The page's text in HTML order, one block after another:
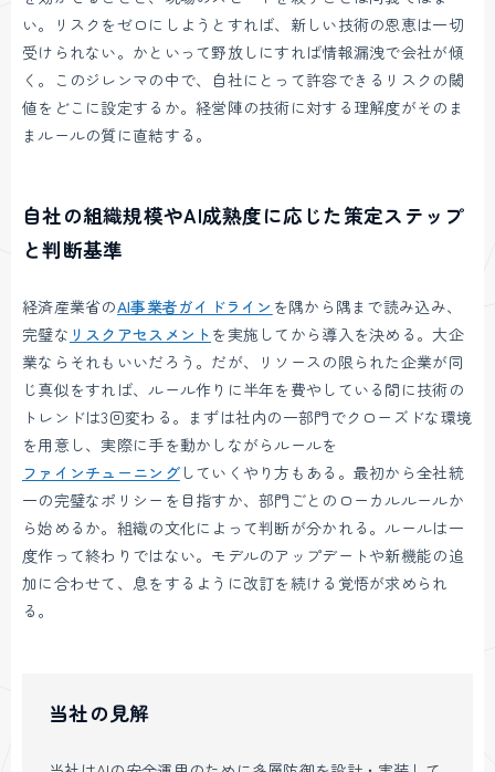
い。リスクをゼロにしようとすれば、新しい技術の恩恵は一切
受けられない。かといって野放しにすれば情報漏洩で会社が傾
く。このジレンマの中で、自社にとって許容できるリスクの閾
値をどこに設定するか。経営陣の技術に対する理解度がそのま
まルールの質に直結する。
自社の組織規模やAI成熟度に応じた策定ステップ
と判断基準
経済産業省のAI事業者ガイドライン を隅から隅まで読み込み、
完璧な リスクアセスメント を実施してから導入を決める。大企
業ならそれもいいだろう。だが、リソースの限られた企業が同
じ真似をすれば、ルール作りに半年を費やしている間に技術の
トレンドは3回変わる。まずは社内の一部門でクローズドな環境
を用意し、実際に手を動かしながらルールを
ファインチューニングしていくやり方もある。最初から全社統
一の完璧なポリシーを目指すか、部門ごとのローカルルールか
ら始めるか。組織の文化によって判断が分かれる。ルールは一
度作って終わりではない。モデルのアップデートや新機能の追
加に合わせて、息をするように改訂を続ける覚悟が求められ
る。
当社の見解